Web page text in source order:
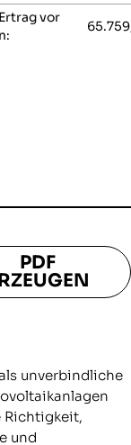
vor
PDF
unverbindliche
Richtigkeit,
und